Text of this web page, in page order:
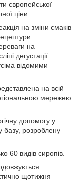
європейської
ціни.
на зміни смаків
на
дегустації
відомими
​​на всій
мережею
допомогу у
базу, розроблену
60 видів сиропів.
щотижня